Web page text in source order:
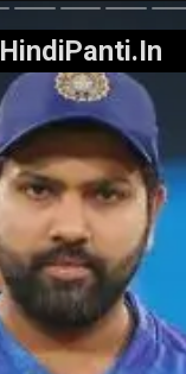
HindiPanti.In